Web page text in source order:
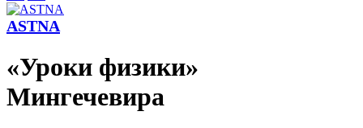
ASTNA
«Уроки физики»
Mингечевира